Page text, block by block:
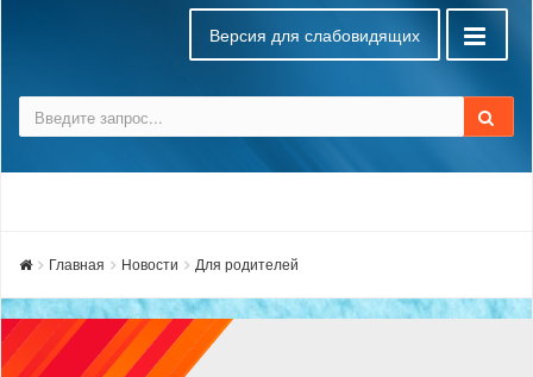
Версия для слабовидящих
Главная Новости Для родителей